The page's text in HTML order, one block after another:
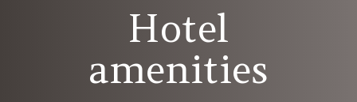
Hotel
amenities